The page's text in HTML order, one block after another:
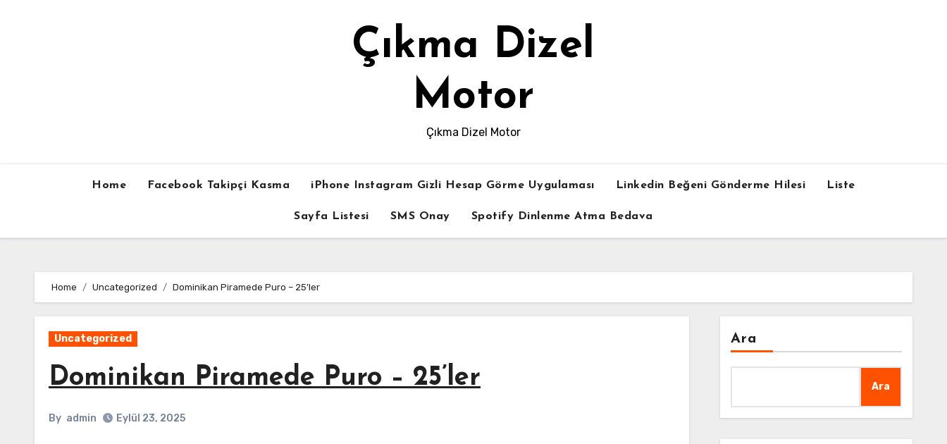
Çıkma Dizel
Motor
Çıkma Dizel Motor
Home Facebook Takipçi Kasma iPhone Instagram Gizli Hesap Görme Uygulaması Linkedin Beğeni Gönderme Hilesi Liste
Sayfa Listesi SMS Onay Spotify Dinlenme Atma Bedava
Home Uncategorized Dominikan Piramede Puro – 25’ler
Uncategorized
Dominikan Piramede Puro – 25’ler
By admin Eylül 23, 2025
Ara
Ara